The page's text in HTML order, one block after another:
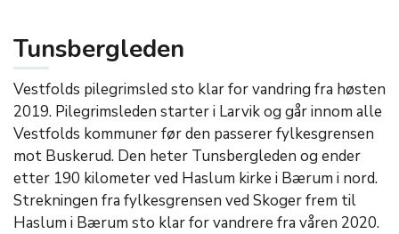
Tunsbergleden
Vestfolds pilegrimsled sto klar for vandring fra høsten
2019. Pilegrimsleden starter i Larvik og går innom alle
Vestfolds kommuner før den passerer fylkesgrensen
mot Buskerud. Den heter Tunsbergleden og ender
etter 190 kilometer ved Haslum kirke i Bærum i nord.
Strekningen fra fylkesgrensen ved Skoger frem til
Haslum i Bærum sto klar for vandrere fra våren 2020.